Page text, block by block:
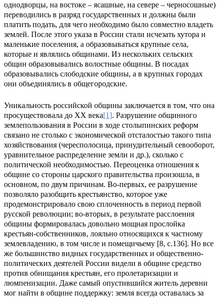
однодворцы, на востоке – ясашные, на севере – черносошные)
переводились в разряд государственных и должны были
платить подать, для чего необходимо было совместно владеть
землей. После этого указа в России стали исчезать хутора и
маленькие поселения, а образовываться крупные села,
которые и являлись общинами. Из нескольких сельских
общин образовывались волостные общины. В посадах
образовывались слободские общины, а в крупных городах
они объединялись в общегородские.
Уникальность российской общины заключается в том, что она
просуществовала до ХХ века[1]. Разрушение общинного
землепользования в России в ходе столыпинских реформ
связано не столько с экономической отсталостью такого типа
хозяйствования (чересполосица, принудительный севооборот,
уравнительное распределение земли и др.), сколько с
политической необходимостью. Переоценка отношения к
общине со стороны царского правительства произошла, в
основном, по двум причинам. Во-первых, ее разрушение
позволяло разобщить крестьянство, которое уже
продемонстрировало свою сплоченность в период первой
русской революции; во-вторых, в результате расслоения
общины формировалась довольно мощная прослойка
крестьян-собственников, лояльно относящихся к частному
землевладению, в том числе и помещичьему [8, с.136]. Но все
же большинство видных государственных и общественно-
политических деятелей России видели в общине средство
против обнищания крестьян, его пролетаризации и
люмпенизации. Даже самый опустившийся житель деревни
мог найти в общине поддержку: земля всегда оставалась за